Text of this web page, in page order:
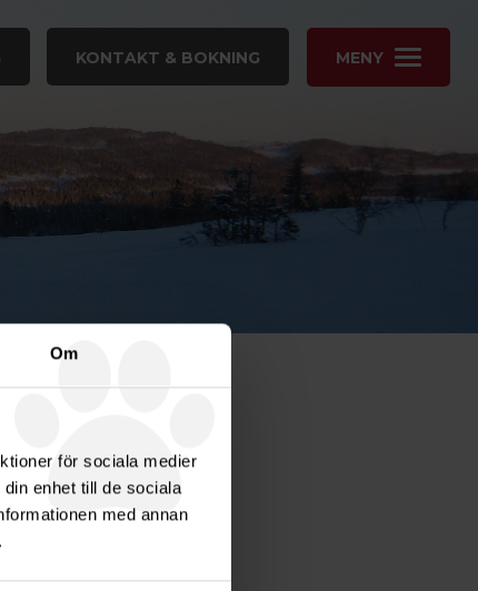
Om
för sociala medier
enhet till de sociala
med annan
MENY
KONTAKT & BOKNING